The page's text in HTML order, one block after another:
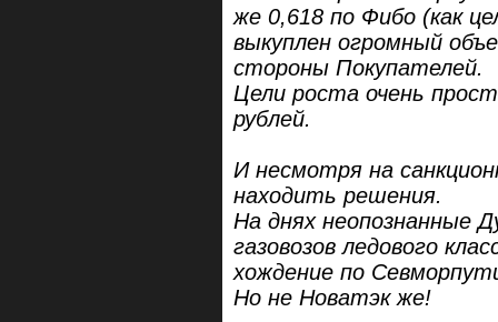
же 0,618 по Фибо (как
выкуплен огромный
стороны Покупателей.
Цели роста очень
рублей.
И несмотря на
находить решения.
На днях неопознанные
газовозов ледового
хождение по
Но не Новатэк же!